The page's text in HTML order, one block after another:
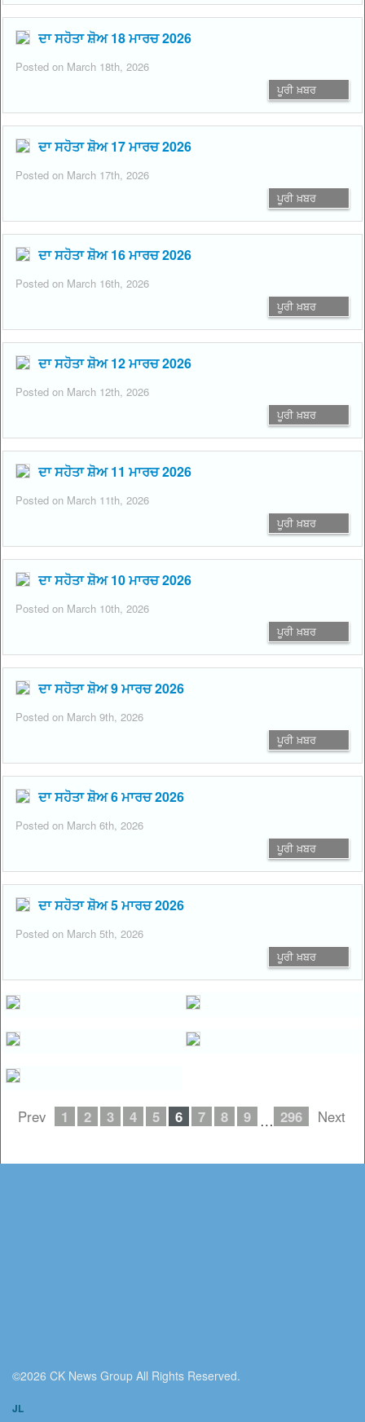
ਦਾ ਸਹੋਤਾ ਸ਼ੋਅ 18 ਮਾਰਚ 2026
Posted on March 18th, 2026
ਪੂਰੀ ਖ਼ਬਰ
ਦਾ ਸਹੋਤਾ ਸ਼ੋਅ 17 ਮਾਰਚ 2026
Posted on March 17th, 2026
ਪੂਰੀ ਖ਼ਬਰ
ਦਾ ਸਹੋਤਾ ਸ਼ੋਅ 16 ਮਾਰਚ 2026
Posted on March 16th, 2026
ਪੂਰੀ ਖ਼ਬਰ
ਦਾ ਸਹੋਤਾ ਸ਼ੋਅ 12 ਮਾਰਚ 2026
Posted on March 12th, 2026
ਪੂਰੀ ਖ਼ਬਰ
ਦਾ ਸਹੋਤਾ ਸ਼ੋਅ 11 ਮਾਰਚ 2026
Posted on March 11th, 2026
ਪੂਰੀ ਖ਼ਬਰ
ਦਾ ਸਹੋਤਾ ਸ਼ੋਅ 10 ਮਾਰਚ 2026
Posted on March 10th, 2026
ਪੂਰੀ ਖ਼ਬਰ
ਦਾ ਸਹੋਤਾ ਸ਼ੋਅ 9 ਮਾਰਚ 2026
Posted on March 9th, 2026
ਪੂਰੀ ਖ਼ਬਰ
ਦਾ ਸਹੋਤਾ ਸ਼ੋਅ 6 ਮਾਰਚ 2026
Posted on March 6th, 2026
ਪੂਰੀ ਖ਼ਬਰ
ਦਾ ਸਹੋਤਾ ਸ਼ੋਅ 5 ਮਾਰਚ 2026
Posted on March 5th, 2026
ਪੂਰੀ ਖ਼ਬਰ
Prev 1 2 3 4 5 6 7 8 9 … 296 Next
©2026 CK News Group All Rights Reserved.
JL